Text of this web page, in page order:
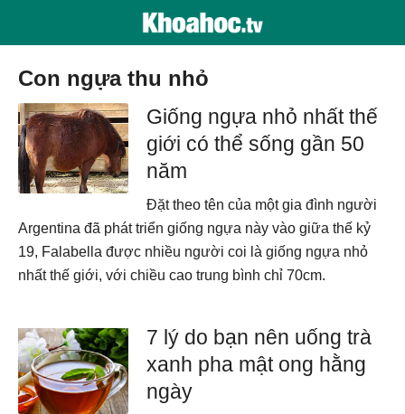
con ngựa thu nhỏ
Giống ngựa nhỏ nhất thế
giới có thể sống gần 50
năm
Đặt theo tên của một gia đình người
Argentina đã phát triển giống ngựa này vào giữa thế kỷ
19, Falabella được nhiều người coi là giống ngựa nhỏ
nhất thế giới, với chiều cao trung bình chỉ 70cm.
7 lý do bạn nên uống trà
xanh pha mật ong hằng
ngày